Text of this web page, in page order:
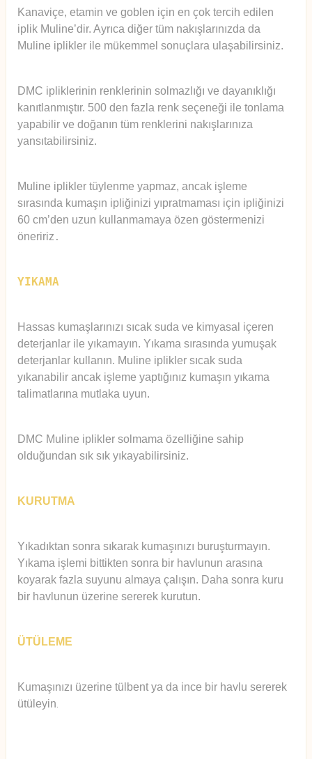
Kanaviçe, etamin ve goblen için en çok tercih edilen
iplik Muline’dir. Ayrıca diğer tüm nakışlarınızda da
Muline iplikler ile mükemmel sonuçlara ulaşabilirsiniz.
DMC ipliklerinin renklerinin solmazlığı ve dayanıklığı
kanıtlanmıştır. 500 den fazla renk seçeneği ile tonlama
yapabilir ve doğanın tüm renklerini nakışlarınıza
yansıtabilirsiniz.
Muline iplikler tüylenme yapmaz, ancak işleme
sırasında kumaşın ipliğinizi yıpratmaması için ipliğinizi
60 cm’den uzun kullanmamaya özen göstermenizi
öneririz .
YIKAMA
Hassas kumaşlarınızı sıcak suda ve kimyasal içeren
deterjanlar ile yıkamayın. Yıkama sırasında yumuşak
deterjanlar kullanın. Muline iplikler sıcak suda
yıkanabilir ancak işleme yaptığınız kumaşın yıkama
talimatlarına mutlaka uyun.
DMC Muline iplikler solmama özelliğine sahip
olduğundan sık sık yıkayabilirsiniz.
KURUTMA
Yıkadıktan sonra sıkarak kumaşınızı buruşturmayın.
Yıkama işlemi bittikten sonra bir havlunun arasına
koyarak fazla suyunu almaya çalışın. Daha sonra kuru
bir havlunun üzerine sererek kurutun.
ÜTÜLEME
Kumaşınızı üzerine tülbent ya da ince bir havlu sererek
ütüleyin.